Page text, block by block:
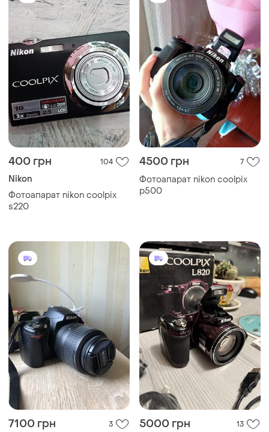
400 грн 104
Nikon
Фотоапарат nikon coolpix
s220
4500 грн 7
Фотоапарат nikon coolpix
p500
7100 грн 3 5000 грн 13